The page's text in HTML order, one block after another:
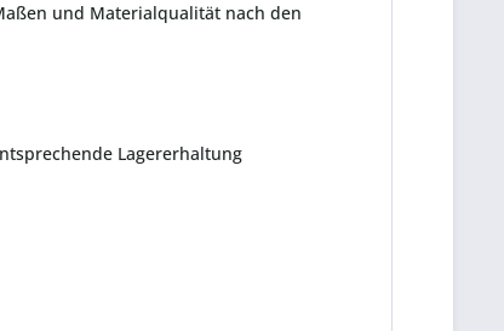
und Materialqualität nach den
Lagererhaltung